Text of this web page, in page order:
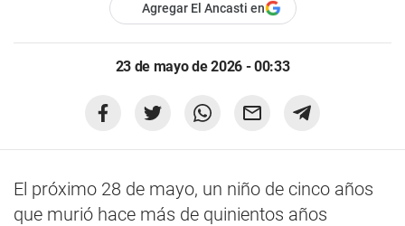
Agregar El Ancasti en
23 de mayo de 2026 - 00:33
El próximo 28 de mayo, un niño de cinco años
que murió hace más de quinientos años